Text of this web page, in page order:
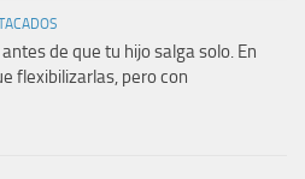
de que tu hijo salga solo. En
flexibilizarlas, pero con